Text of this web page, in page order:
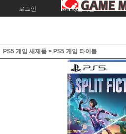
로그인 회원가입
PS5 게임 새제품 > PS5 게임 타이틀